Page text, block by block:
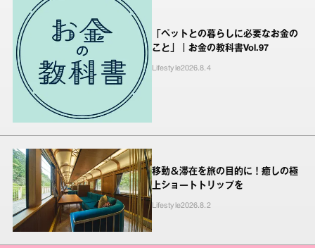
「ペットとの暮らしに必要なお金の
こと」｜お金の教科書Vol.97
Lifestyle2026.8.4
移動＆滞在を旅の目的に！癒しの極
上ショートトリップを
Lifestyle2026.8.2